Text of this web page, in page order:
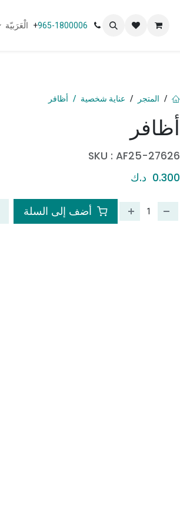
+965-1800006 الْعَرَبيّة
أظافر
SKU : AF25-27626
0.300 د.ك
أضف إلى السلة
المتجر عناية شخصية أظافر